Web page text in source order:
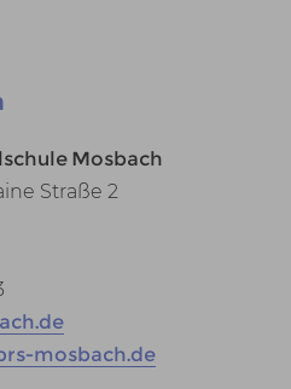
Mosbach
Straße 2
mosbach.de